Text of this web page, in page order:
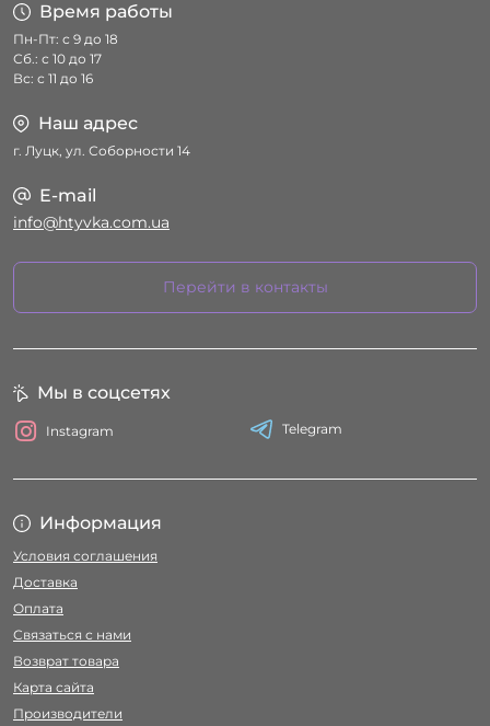
Время работы
Пн-Пт: с 9 до 18
Сб.: с 10 до 17
Вс: с 11 до 16
Наш адрес
г. Луцк, ул. Соборности 14
E-mail
info@htyvka.com.ua
Перейти в контакты
Информация
Условия соглашения
Доставка
Оплата
Связаться с нами
Возврат товара
Карта сайта
Производители
Мы в соцсетях
Instagram Telegram